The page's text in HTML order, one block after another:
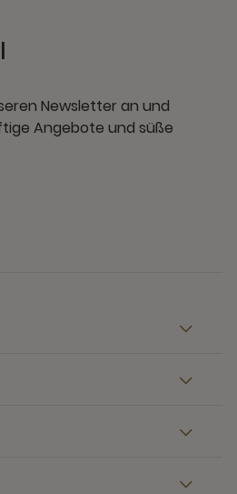
Newsletter an und
Angebote und süße